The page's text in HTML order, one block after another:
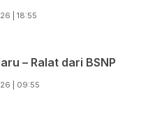
| 18:55
– Ralat dari BSNP
| 09:55